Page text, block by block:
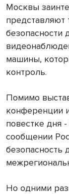
Москвы
представляют
машины,
контроль.
Помимо
конференции
повестке дня
сообщении
безопасность
Но одними